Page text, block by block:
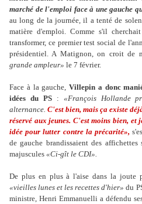
marché de l'emploi face à une gauche
au long de la journée, il a tenté de
matière d'emploi. Comme s'il
transformer, ce premier test social de
présidentiel. A Matignon, on croit de
grande ampleur» le 7 février.
Face à la gauche,Villepin a donc
idées du PS: «François Hollande
alternance. C'est bien, mais ça existe
réservé aux jeunes. C'est moins bien, et
idée pour lutter contre la précarité»,
de gauche brandissaient des
majuscules «Ci-gît le CDI».
De plus en plus à l'aise dans la joute
«vieilles lunes et les recettes d'hier»du
ministre, Henri Emmanuelli a défendu